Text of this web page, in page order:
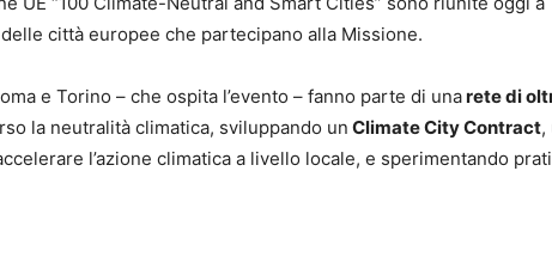
città europee che partecipano alla Missione.
e Torino – che ospita l’evento – fanno parte di unarete di
la neutralità climatica, sviluppando un Climate City Contract,
l’azione climatica a livello locale, e sperimentando